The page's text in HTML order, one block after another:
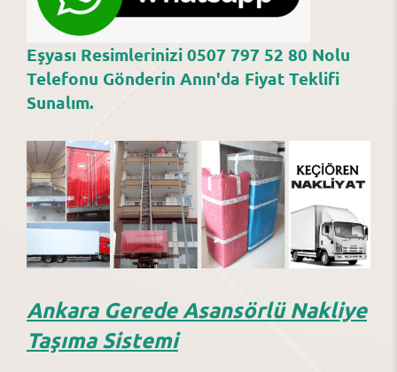
Eşyası Resimlerinizi 0507 797 52 80 Nolu
Telefonu Gönderin Anın'da Fiyat Teklifi
Sunalım.
Ankara Gerede Asansörlü Nakliye
Taşıma Sistemi